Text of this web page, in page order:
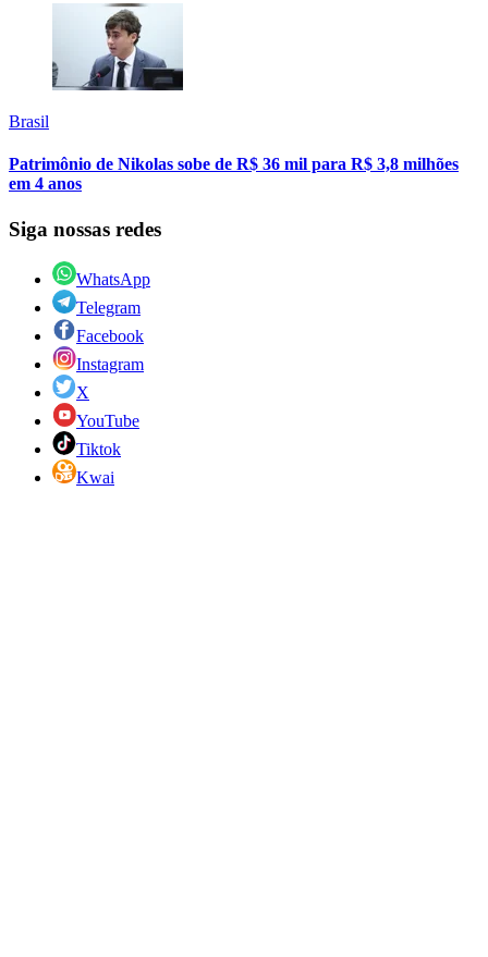
Brasil
Patrimônio de Nikolas sobe de R$ 36 mil para R$ 3,8 milhões
em 4 anos
Siga nossas redes
WhatsApp
Telegram
Facebook
Instagram
X
YouTube
Tiktok
Kwai